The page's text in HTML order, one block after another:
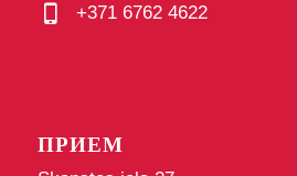
+371 6762 4622
ПРИЕМ